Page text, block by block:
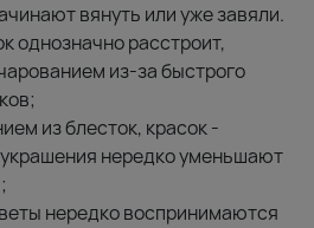
вянуть или уже завяли.
однозначно расстроит,
из-за быстрого
из блесток, красок -
нередко уменьшают
нередко воспринимаются